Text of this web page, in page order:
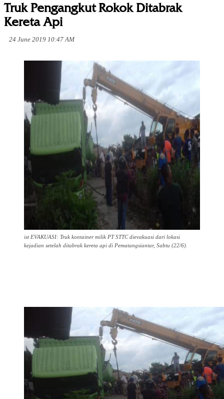
Truk Pengangkut Rokok Ditabrak
Kereta Api
24 June 2019 10:47 AM
ist EVAKUASI: Truk kontainer milik PT STTC dievakuasi dari lokasi
kejadian setelah ditabrak kereta api di Pematangsiantar, Sabtu (22/6).